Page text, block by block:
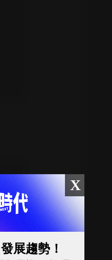
X
展趨勢！